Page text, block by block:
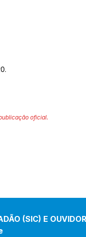
oficial.
(SIC) E